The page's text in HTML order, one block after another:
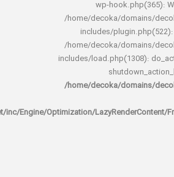
wp-
/home/decoka/
includes/
/home/decoka/
includes/
/home/decoka/
rocket/inc/Engine/Optimization/